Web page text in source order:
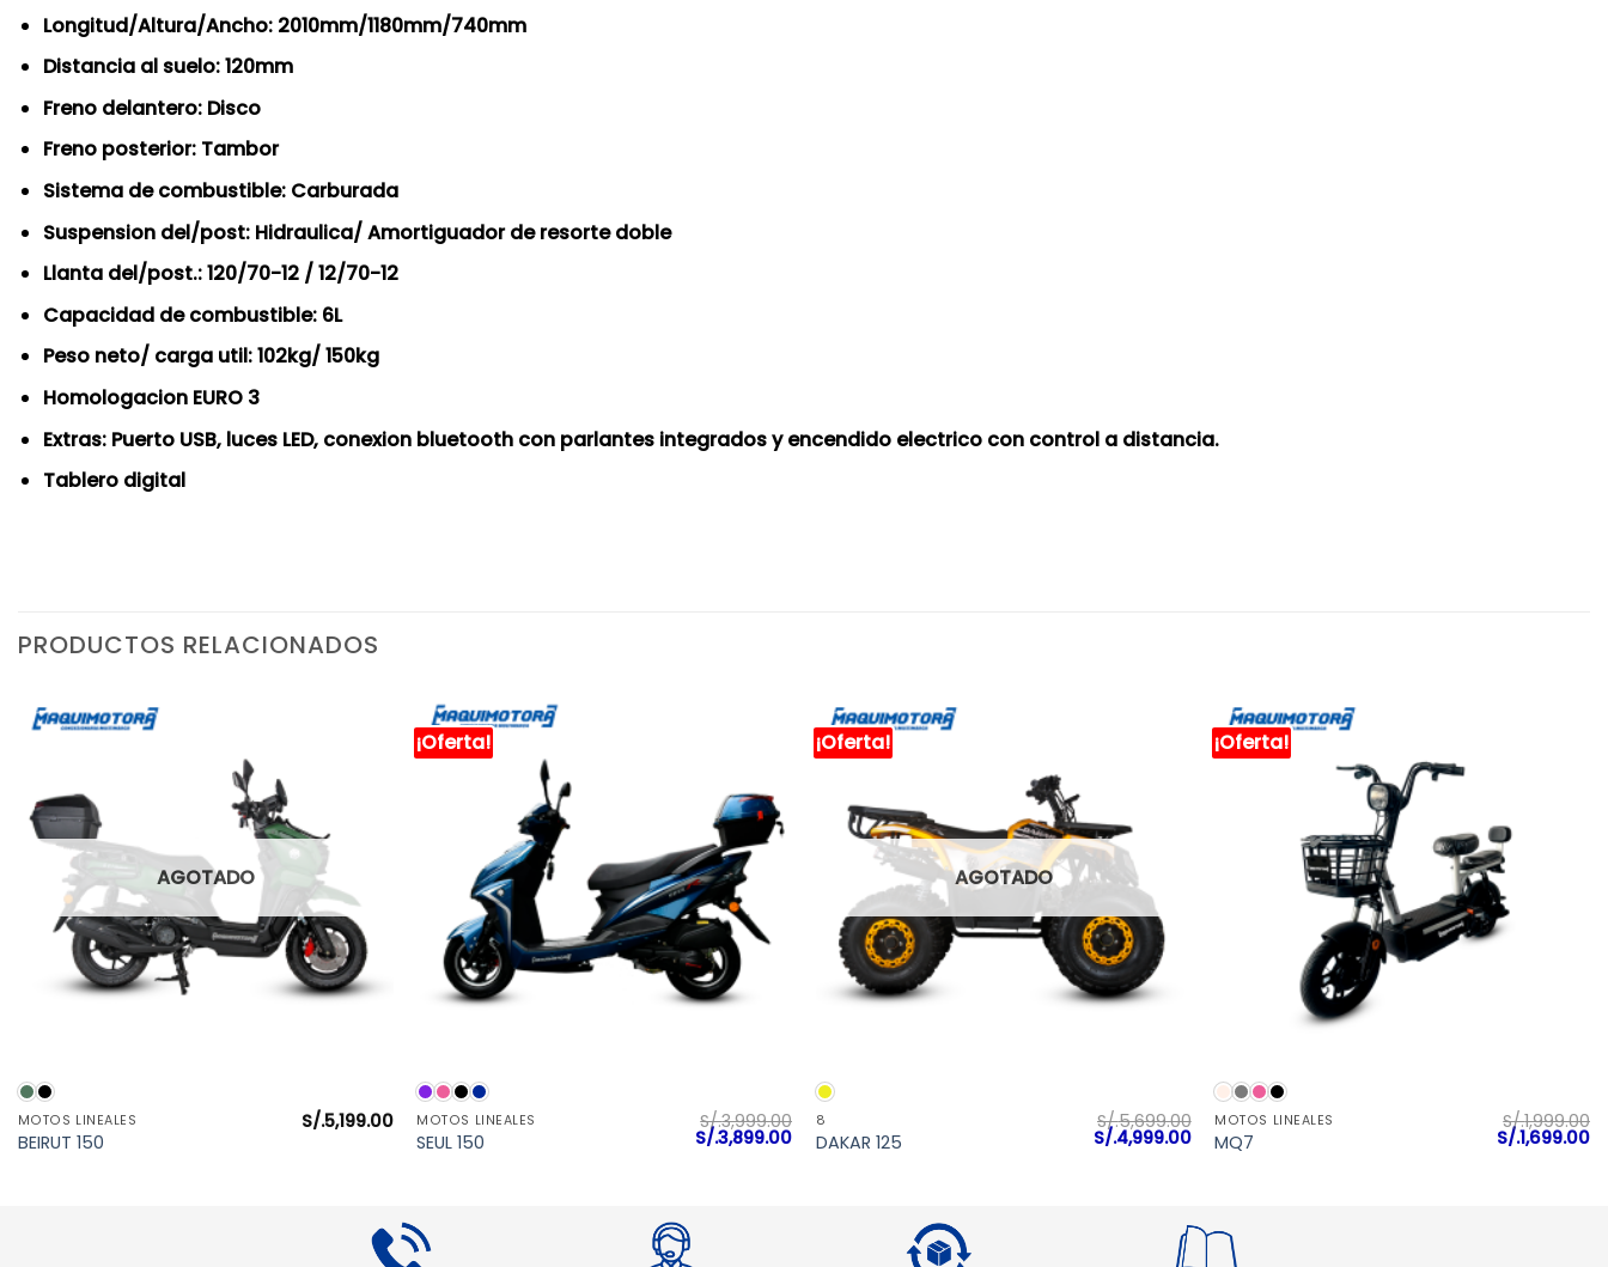
Longitud/Altura/Ancho: 2010mm/1180mm/740mm
Distancia al suelo: 120mm
Freno delantero: Disco
Freno posterior: Tambor
Sistema de combustible: Carburada
Suspension del/post: Hidraulica/ Amortiguador de resorte doble
Llanta del/post.: 120/70-12 / 12/70-12
Capacidad de combustible: 6L
Peso neto/ carga util: 102kg/ 150kg
Homologacion EURO 3
Extras: Puerto USB, luces LED, conexion bluetooth con parlantes integrados y encendido electrico con control a distancia.
Tablero digital
PRODUCTOS RELACIONADOS
AGOTADO
MOTOS LINEALES
BEIRUT 150
S/.5,199.00
¡Oferta!
MOTOS LINEALES
SEUL 150
S/.3,999.00
El
precio
S/.3,899.00El
precio
¡Oferta!
AGOTADO
8
DAKAR 125
S/.5,699.00
El
precio
S/.4,999.00El
precio
¡Oferta!
MOTOS LINEALES
MQ7
S/.1,999.00
El
precio
S/.1,699.00El